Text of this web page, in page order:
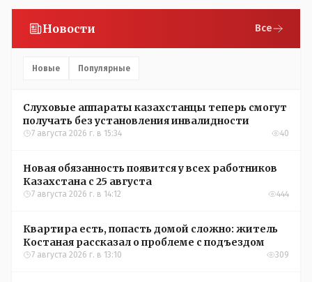
Новости Все
Новые Популярные
Слуховые аппараты казахстанцы теперь смогут
получать без установления инвалидности
7 августа 2026 г. в 15:34 40
Новая обязанность появится у всех работников
Казахстана с 25 августа
7 августа 2026 г. в 14:12 444
Квартира есть, попасть домой сложно: житель
Костаная рассказал о проблеме с подъездом
7 августа 2026 г. в 13:10 309